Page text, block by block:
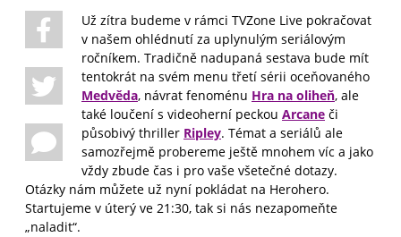
Už zítra budeme v rámci TVZone Live pokračovat
v našem ohlédnutí za uplynulým seriálovým
ročníkem. Tradičně nadupaná sestava bude mít
tentokrát na svém menu třetí sérii oceňovaného
Medvěda, návrat fenoménu Hra na oliheň, ale
také loučení s videoherní peckou Arcane či
působivý thriller Ripley. Témat a seriálů ale
samozřejmě probereme ještě mnohem víc a jako
vždy zbude čas i pro vaše všetečné dotazy.
Otázky nám můžete už nyní pokládat na Herohero.
Startujeme v úterý ve 21:30, tak si nás nezapomeňte
„naladit“.